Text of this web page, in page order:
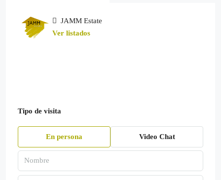
JAMM Estate
Ver listados
Tipo de visita
En persona Video Chat